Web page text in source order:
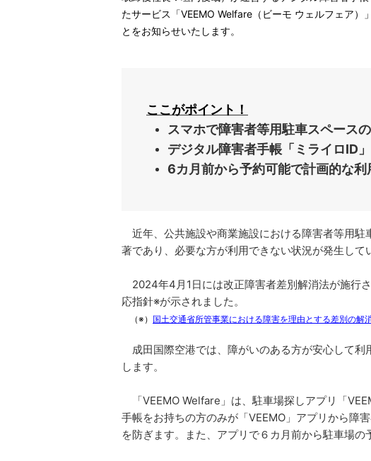
たサービス「VEEMO Welfare（ビーモ ウェルフェア
とをお知らせいたします。
ここがポイント！
スマホで障害者等用駐車スペース
デジタル障害者手帳「ミライロID
6カ月前から予約可能で計画的な利
近年、公共施設や商業施設における障害者等用駐
著であり、必要な方が利用できない状況が発生して
2024年4月1日には改正障害者差別解消法が施行
応指針※が示されました。
（※） 国土交通省所管事業における障害を理由とする差別の解
成田国際空港では、障がいのある方が安心して
します。
「VEEMO Welfare」は、駐車場探しアプリ「
手帳をお持ちの方のみが「VEEMO」アプリから障
を防ぎます。また、アプリで６カ月前から駐車場の